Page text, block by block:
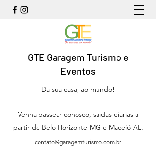
GTE Garagem Turismo e
Eventos
Da sua casa, ao mundo!
Venha passear conosco, saídas diárias a
partir de Belo Horizonte-MG e Maceió-AL.
contato@garagemturismo.com.br